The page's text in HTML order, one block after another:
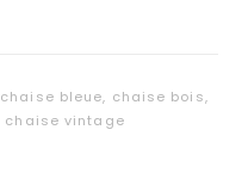
chaise bleue, chaise bois,
chaise vintage